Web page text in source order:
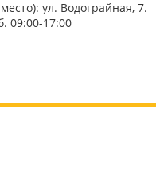
ул. Водограйная, 7.
09:00-17:00